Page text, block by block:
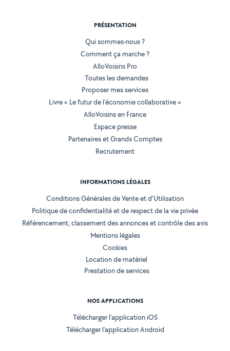
PRÉSENTATION
Qui sommes-nous ?
Comment ça marche ?
AlloVoisins Pro
Toutes les demandes
Proposer mes services
Livre « Le futur de l'économie collaborative »
AlloVoisins en France
Espace presse
Partenaires et Grands Comptes
Recrutement
INFORMATIONS LÉGALES
Conditions Générales de Vente et d'Utilisation
Politique de confidentialité et de respect de la vie privée
Référencement, classement des annonces et contrôle des avis
Mentions légales
Cookies
Location de matériel
Prestation de services
NOS APPLICATIONS
Télécharger l’application iOS
Télécharger l’application Android